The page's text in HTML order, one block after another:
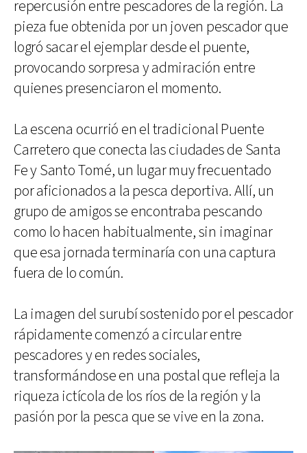
repercusión entre pescadores de la región. La
pieza fue obtenida por un joven pescador que
logró sacar el ejemplar desde el puente,
provocando sorpresa y admiración entre
quienes presenciaron el momento.
La escena ocurrió en el tradicional Puente
Carretero que conecta las ciudades de Santa
Fe y Santo Tomé, un lugar muy frecuentado
por aficionados a la pesca deportiva. Allí, un
grupo de amigos se encontraba pescando
como lo hacen habitualmente, sin imaginar
que esa jornada terminaría con una captura
fuera de lo común.
La imagen del surubí sostenido por el pescador
rápidamente comenzó a circular entre
pescadores y en redes sociales,
transformándose en una postal que refleja la
riqueza ictícola de los ríos de la región y la
pasión por la pesca que se vive en la zona.